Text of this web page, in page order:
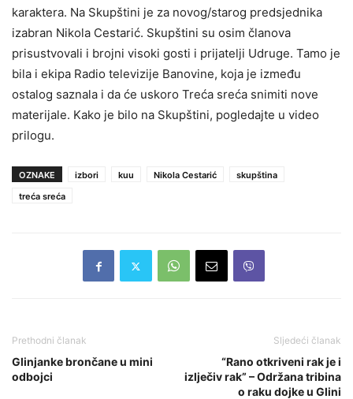
karaktera. Na Skupštini je za novog/starog predsjednika
izabran Nikola Cestarić. Skupštini su osim članova
prisustvovali i brojni visoki gosti i prijatelji Udruge. Tamo je
bila i ekipa Radio televizije Banovine, koja je između
ostalog saznala i da će uskoro Treća sreća snimiti nove
materijale. Kako je bilo na Skupštini, pogledajte u video
prilogu.
OZNAKE izbori kuu Nikola Cestarić
skupština
treća sreća
Prethodni članak
Glinjanke brončane u mini
odbojci
Sljedeći članak
“Rano otkriveni rak je i
izlječiv rak” – Održana tribina
o raku dojke u Glini